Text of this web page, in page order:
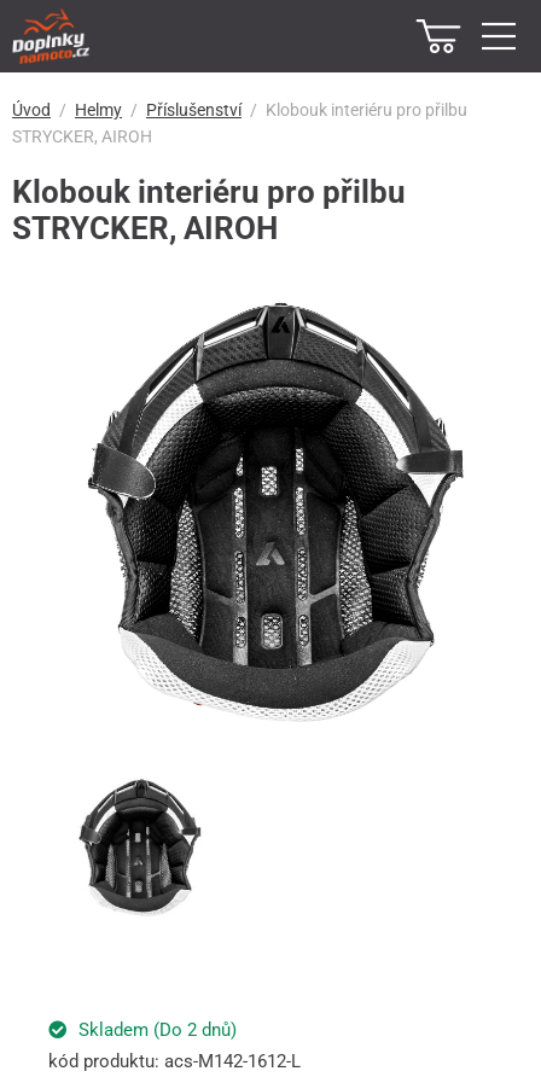
Úvod Helmy Příslušenství
Klobouk interiéru pro přilbu
STRYCKER, AIROH
Klobouk interiéru pro přilbu
STRYCKER, AIROH
Skladem (Do 2 dnů)
kód produktu: acs-M142-1612-L